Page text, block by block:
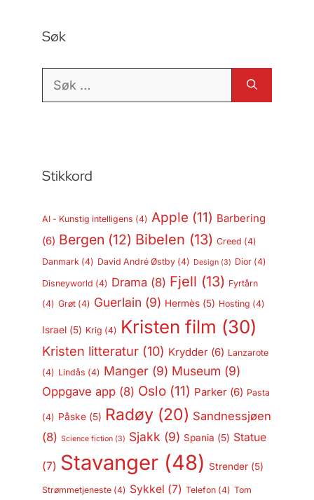
Søk
Søk
Stikkord
AI - Kunstig intelligens (4) Apple (11) Barbering
(6) Bergen (12) Bibelen (13) Creed (4)
Danmark(4) David André Østby(4) Design(3) Dior(4)
Disneyworld (4) Drama (8) Fjell (13) Fyrtårn
(4) Grøt(4) Guerlain (9) Hermès(5) Hosting (4)
Israel(5) Krig (4) Kristen film (30)
Kristen litteratur(10) Krydder(6) Lanzarote
(4) Lindås (4) Manger(9) Museum (9)
Oppgave app(8) Oslo(11) Parker(6) Pasta
(4) Påske(5) Radøy(20) Sandnessjøen
(8) Science fiction(3) Sjakk (9) Spania (5) Statue
(7) Stavanger(48) Strender(5)
Strømmetjeneste(4) Sykkel (7) Telefon(4) Tom